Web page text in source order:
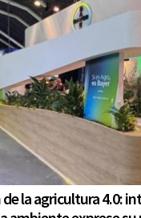
la agricultura 4.0: